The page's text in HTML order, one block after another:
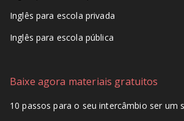
Inglês para escola privada
Inglês para escola pública
Baixe agora materiais gratuitos
10 passos para o seu intercâmbio ser um